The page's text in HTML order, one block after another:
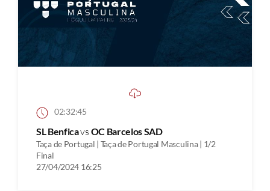
02:32:45
SL Benficavs OC Barcelos SAD
Taça de Portugal | Taça de Portugal Masculina | 1/2
Final
27/04/2024 16:25